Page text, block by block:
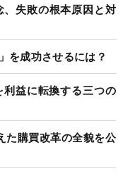
、失敗の根本原因と対
を成功させるには？
益に転換する三つの
購買改革の全貌を公